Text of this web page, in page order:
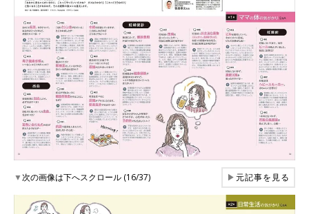
▼次の画像は下へスクロール (16/37) ▶元記事を見る